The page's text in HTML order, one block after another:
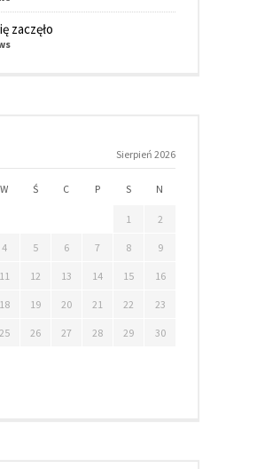
zaczęło
Sierpień 2026
W Ś C P S N
1 2
4 5 6 7 8 9
11 12 13 14 15 16
18 19 20 21 22 23
25 26 27 28 29 30